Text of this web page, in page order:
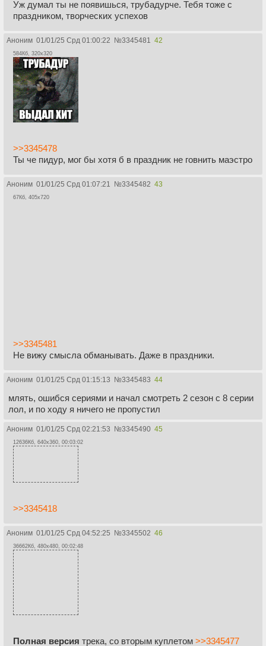
Троно-троно~
Замка
Это больше чем дом для нас...
[Аутро]
Этот замок не опустел!
Ха-ха-ха
С Новым Годом, сиры и леди!
Ура, ура всем!
Уж думал ты не появишься, трубадурче. Тебя тоже с
праздником, творческих успехов
Аноним 01/01/25 Срд 01:00:22 №3345481 42
584Кб, 320x320
>>3345478
Ты че пидур, мог бы хотя б в праздник не говнить маэстро
Аноним 01/01/25 Срд 01:07:21 №3345482 43
67Кб, 405x720
>>3345481
Не вижу смысла обманывать. Даже в праздники.
Аноним 01/01/25 Срд 01:15:13 №3345483 44
млять, ошибся сериями и начал смотреть 2 сезон с 8 серии
лол, и по ходу я ничего не пропустил
Аноним 01/01/25 Срд 02:21:53 №3345490 45
12636Кб, 640x360, 00:03:02
>>3345418
Аноним 01/01/25 Срд 04:52:25 №3345502 46
36662Кб, 480x480, 00:02:48
Полная версия трека, со вторым куплетом >>3345477